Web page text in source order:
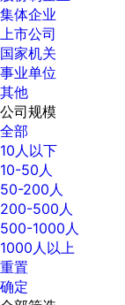
集体企业
上市公司
国家机关
事业单位
其他
公司规模
全部
10人以下
10-50人
50-200人
200-500人
500-1000人
1000人以上
重置
确定